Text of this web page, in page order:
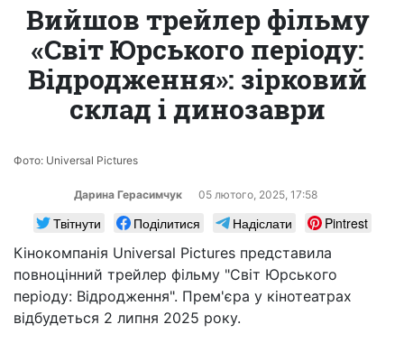
Вийшов трейлер фільму
«Світ Юрського періоду:
Відродження»: зірковий
склад і динозаври
Фото: Universal Pictures
Дарина Герасимчук 05 лютого, 2025, 17:58
Твітнути Поділитися Надіслати
Pintrest
Кінокомпанія Universal Pictures представила
повноцінний трейлер фільму "Світ Юрського
періоду: Відродження". Прем'єра у кінотеатрах
відбудеться 2 липня 2025 року.